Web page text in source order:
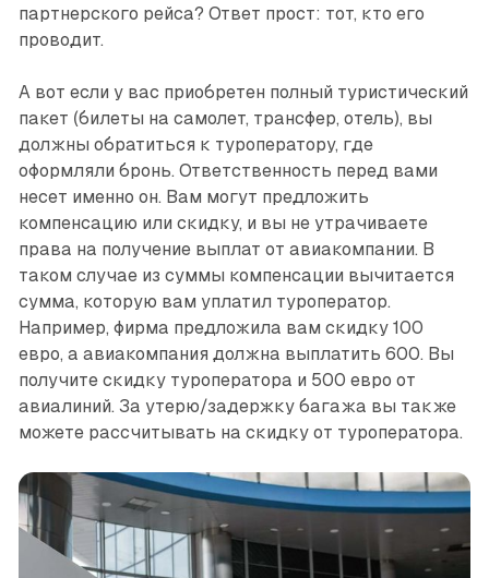
партнерского рейса? Ответ прост: тот, кто его
проводит.
А вот если у вас приобретен полный туристический
пакет (билеты на самолет, трансфер, отель), вы
должны обратиться к туроператору, где
оформляли бронь. Ответственность перед вами
несет именно он. Вам могут предложить
компенсацию или скидку, и вы не утрачиваете
права на получение выплат от авиакомпании. В
таком случае из суммы компенсации вычитается
сумма, которую вам уплатил туроператор.
Например, фирма предложила вам скидку 100
евро, а авиакомпания должна выплатить 600. Вы
получите скидку туроператора и 500 евро от
авиалиний. За утерю/задержку багажа вы также
можете рассчитывать на скидку от туроператора.